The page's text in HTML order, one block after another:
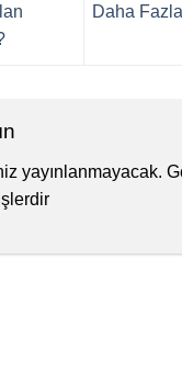
Daha
yayınlanmayacak.